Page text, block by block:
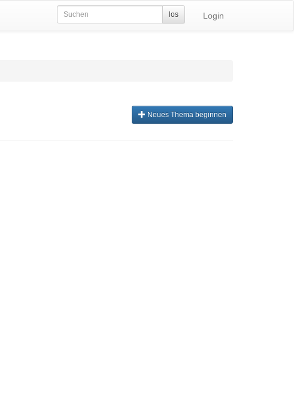
Login
los
Neues Thema beginnen